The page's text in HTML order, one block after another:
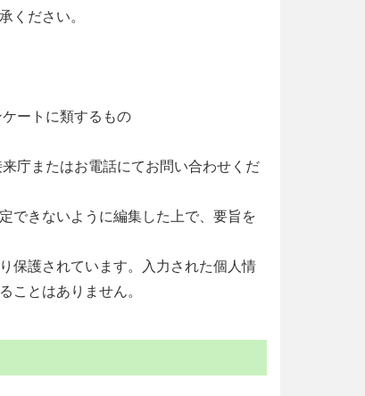
ください。
ートに類するもの
庁またはお電話にてお問い合わせくだ
できないように編集した上で、要旨を
保護されています。入力された個人情
ことはありません。